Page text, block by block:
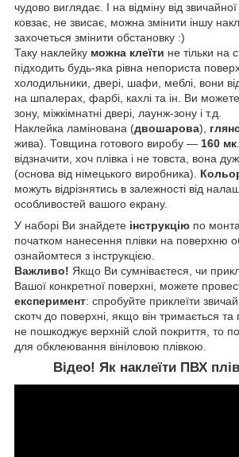
чудово виглядає. І на відміну від
ковзає, не звисає, можна змінити іншу
захочеться змінити обстановку :)
Таку наклейку можна клеїти не тільки на
підходить будь-яка рівна непориста
холодильники, двері, шафи, меблі, вони
на шпалерах, фарбі, кахлі та ін. Ви
зону, міжкімнатні двері, лаунж-зону і т.д.
Наклейка ламінована (двошарова),
жива). Товщина готового виробу — 160 мк
відзначити, хоч плівка і не товста, вона
(основа від німецького виробника).
можуть відрізнятись в залежності від
особливостей вашого екрану.
У наборі Ви знайдете інструкцію по
початком нанесення плівки на поверхню
ознайомтеся з інструкцією.
Важливо! Якщо Ви сумніваєтеся, чи
Вашої конкретної поверхні, можете
експеримент: спробуйте приклеїти
скотч до поверхні, якщо він тримається та
не пошкоджує верхній слой покриття, то
для обклеювання вініловою плівкою.
Відео! Як наклеїти ПВХ